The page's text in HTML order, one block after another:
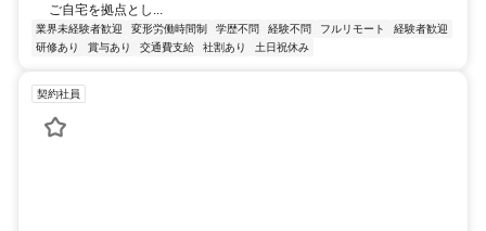
ご自宅を拠点とし...
業界未経験者歓迎 変形労働時間制 学歴不問 経験不問 フルリモート
経験者歓迎
研修あり
賞与あり 交通費支給 社割あり 土日祝休み
契約社員